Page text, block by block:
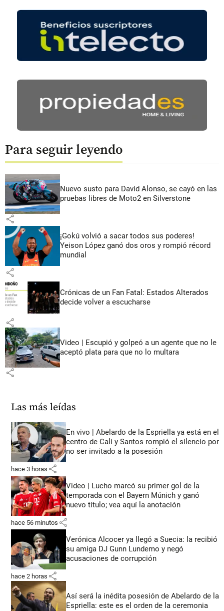
Para seguir leyendo
Nuevo susto para David Alonso, se cayó en las
pruebas libres de Moto2 en Silverstone
share
¡Gokú volvió a sacar todos sus poderes!
Yeison López ganó dos oros y rompió récord
mundial
share
Crónicas de un Fan Fatal: Estados Alterados
decide volver a escucharse
share
Video | Escupió y golpeó a un agente que no le
aceptó plata para que no lo multara
share
Las más leídas
En vivo | Abelardo de la Espriella ya está en el
centro de Cali y Santos rompió el silencio por
no ser invitado a la posesión
hace 3 horas share
Video | Lucho marcó su primer gol de la
temporada con el Bayern Múnich y ganó
nuevo título; vea aquí la anotación
hace 56 minutos share
Verónica Alcocer ya llegó a Suecia: la recibió
su amiga DJ Gunn Lundemo y negó
acusaciones de corrupción
hace 2 horas share
Así será la inédita posesión de Abelardo de la
Espriella: este es el orden de la ceremonia